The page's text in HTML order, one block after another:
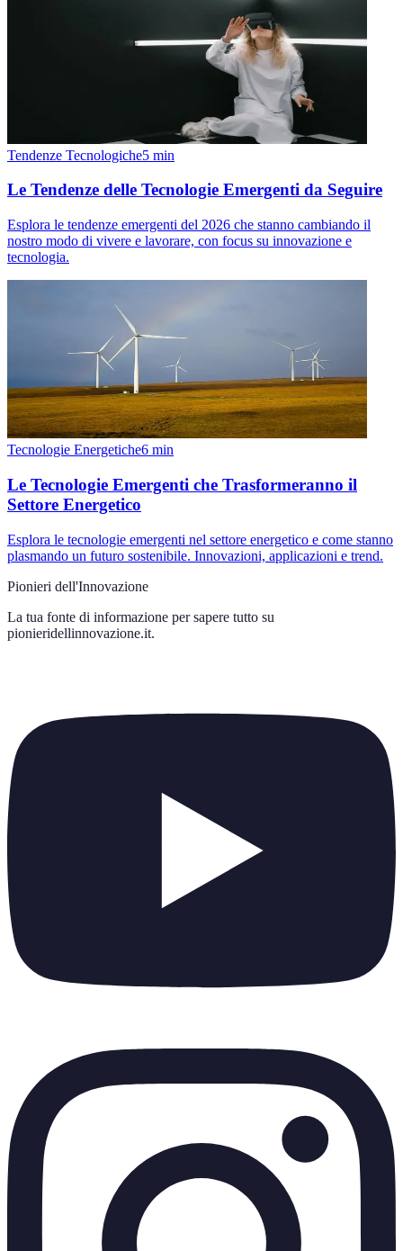
Tendenze Tecnologiche5 min
Le Tendenze delle Tecnologie Emergenti da Seguire
Esplora le tendenze emergenti del 2026 che stanno cambiando il
nostro modo di vivere e lavorare, con focus su innovazione e
tecnologia.
Tecnologie Energetiche6 min
Le Tecnologie Emergenti che Trasformeranno il
Settore Energetico
Esplora le tecnologie emergenti nel settore energetico e come stanno
plasmando un futuro sostenibile. Innovazioni, applicazioni e trend.
Pionieri dell'Innovazione
La tua fonte di informazione per sapere tutto su
pionieridellinnovazione.it.